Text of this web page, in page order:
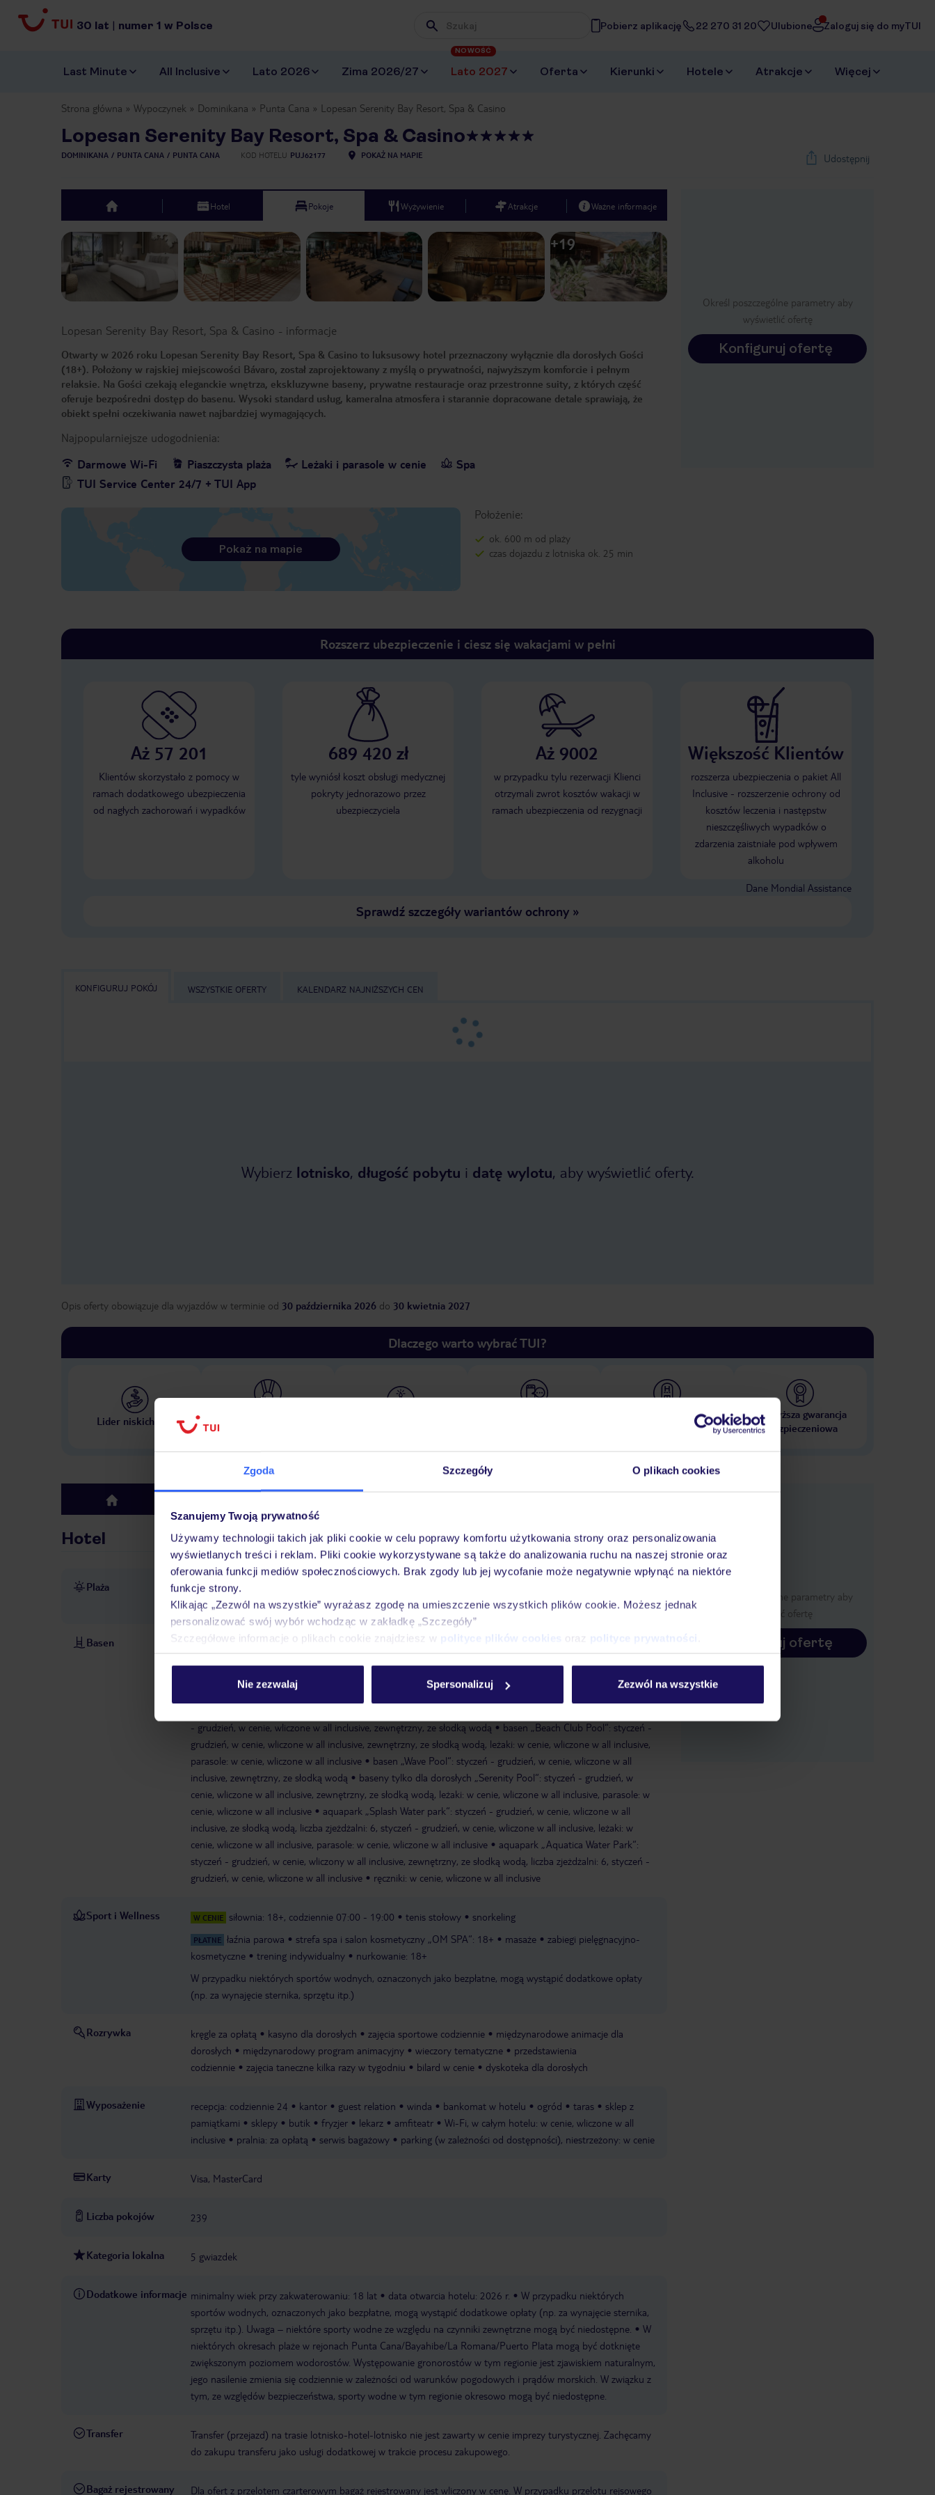
Zgoda Szczegóły O plikach cookies
Szanujemy Twoją prywatność
Używamy technologii takich jak pliki cookie w celu poprawy komfortu użytkowania strony oraz personalizowania
wyświetlanych treści i reklam. Pliki cookie wykorzystywane są także do analizowania ruchu na naszej stronie oraz
oferowania funkcji mediów społecznościowych. Brak zgody lub jej wycofanie może negatywnie wpłynąć na niektóre
funkcje strony.
Klikając „Zezwól na wszystkie” wyrażasz zgodę na umieszczenie wszystkich plików cookie. Możesz jednak
personalizować swój wybór wchodząc w zakładkę „Szczegóły”
Szczegółowe informacje o plikach cookie znajdziesz w polityce plików cookies oraz polityce prywatności
Nie zezwalaj Spersonalizuj Zezwól na wszystkie
30 lat | numer 1 w Polsce Wpisz frazę, której szukasz
Pobierz aplikację 22 270 31 20 Ulubione Zaloguj się do myTUI
Last Minute All Inclusive Lato 2026 Zima 2026/27 Lato 2027
NOWOŚĆ
Oferta Kierunki Hotele Atrakcje Więcej
Strona główna Wypoczynek Dominikana Punta Cana Lopesan Serenity Bay Resort, Spa & Casino
Lopesan Serenity Bay Resort, Spa & Casino
DOMINIKANA PUNTA CANA PUNTA CANA KOD HOTELU PUJ62177 POKAŻ NA MAPIE Udostępnij
Określ poszczególne parametry aby
wyświetlić ofertę
Konfiguruj ofertę
top Hotel Pokoje Wyżywienie Atrakcje Ważne informacje
Previous slide Next slide
1 /25
+19
Lopesan Serenity Bay Resort, Spa & Casino - informacje
Otwarty w 2026 roku Lopesan Serenity Bay Resort, Spa & Casino to luksusowy hotel przeznaczony wyłącznie dla dorosłych Gości
(18+). Położony w rajskiej miejscowości Bávaro, został zaprojektowany z myślą o prywatności, najwyższym komforcie i pełnym
relaksie. Na Gości czekają eleganckie wnętrza, ekskluzywne baseny, prywatne restauracje oraz przestronne suity, z których część
oferuje bezpośredni dostęp do basenu. Wysoki standard usług, kameralna atmosfera i starannie dopracowane detale sprawiają, że
obiekt spełni oczekiwania nawet najbardziej wymagających.
Najpopularniejsze udogodnienia:
Darmowe Wi-Fi
Piaszczysta plaża Leżaki i parasole w cenie
Spa
TUI Service Center 24/7 + TUI App
Położenie:
ok. 600 m od plaży
czas dojazdu z lotniska ok. 25 min
Pokaż na mapie
Rozszerz ubezpieczenie i ciesz się wakacjami w pełni
Aż 57 201
Klientów skorzystało z pomocy w
ramach dodatkowego ubezpieczenia
od nagłych zachorowań i wypadków
689 420 zł
tyle wyniósł koszt obsługi medycznej
pokryty jednorazowo przez
ubezpieczyciela
Aż 9002
w przypadku tylu rezerwacji Klienci
otrzymali zwrot kosztów wakacji w
ramach ubezpieczenia od rezygnacji
Większość Klientów
rozszerza ubezpieczenia o pakiet All
Inclusive - rozszerzenie ochrony od
kosztów leczenia i następstw
nieszczęśliwych wypadków o
zdarzenia zaistniałe pod wpływem
alkoholu
Dane Mondial Assistance
Sprawdź szczegóły wariantów ochrony»
KONFIGURUJ POKÓJ WSZYSTKIE OFERTY KALENDARZ NAJNIŻSZYCH CEN
Wybierz lotnisko, długość pobytu i datę wylotu, aby wyświetlić oferty.
Opis oferty obowiązuje dla wyjazdów w terminie od 30 października 2026 do 30 kwietnia 2027
Dlaczego warto wybrać TUI?
Lider niskich cen
10 000 hoteli w ponad 50
Najwyższa gwarancja
ubezpieczeniowa
top
Hotel
Plaża ok. 600 m od klubu plażowego Vela Beach Club
w cenie
parasole w cenie ręczniki w cenie transfer busem w cenie
Basen baseny: 9
kompleks basenowy „Lagoon pool“: styczeń - grudzień, w cenie, wliczone w all inclusive,
kompleks basenowy „Cenote 1 with waterfall“: styczeń - grudzień, w cenie, wliczone w all inclusive,
zewnętrzny, ze słodką wodą
kompleks basenowy „Cenote 2 with waterfall“: styczeń - grudzień, w cenie,
- grudzień, w cenie, wliczone w all inclusive, zewnętrzny, ze słodką wodą
basen „Beach Club Pool“: styczeń -
grudzień, w cenie, wliczone w all inclusive, zewnętrzny, ze słodką wodą, leżaki: w cenie, wliczone w all inclusive,
parasole: w cenie, wliczone w all inclusive
basen „Wave Pool“: styczeń - grudzień, w cenie, wliczone w all
inclusive, zewnętrzny, ze słodką wodą
baseny tylko dla dorosłych „Serenity Pool“: styczeń - grudzień, w
cenie, wliczone w all inclusive, zewnętrzny, ze słodką wodą, leżaki: w cenie, wliczone w all inclusive, parasole: w
cenie, wliczone w all inclusive
aquapark „Splash Water park“: styczeń - grudzień, w cenie, wliczone w all
inclusive, ze słodką wodą, liczba zjeżdżalni: 6, styczeń - grudzień, w cenie, wliczone w all inclusive, leżaki: w
cenie, wliczone w all inclusive, parasole: w cenie, wliczone w all inclusive
aquapark „Aquatica Water Park“:
styczeń - grudzień, w cenie, wliczony w all inclusive, zewnętrzny, ze słodką wodą, liczba zjeżdżalni: 6, styczeń -
grudzień, w cenie, wliczone w all inclusive
ręczniki: w cenie, wliczone w all inclusive
Sport i Wellness W CENIE siłownia: 18+, codziennie 07:00 - 19:00 tenis stołowy snorkeling
PŁATNE łaźnia parowa strefa spa i salon kosmetyczny „OM SPA“: 18+ masaże
zabiegi pielęgnacyjno-
kosmetyczne
trening indywidualny
nurkowanie: 18+
W przypadku niektórych sportów wodnych, oznaczonych jako bezpłatne, mogą wystąpić dodatkowe opłaty
(np. za wynajęcie sternika, sprzętu itp.)
Rozrywka kręgle za opłatą kasyno dla dorosłych zajęcia sportowe codziennie
międzynarodowe animacje dla
dorosłych
międzynarodowy program animacyjny wieczory tematyczne
przedstawienia
codziennie
zajęcia taneczne kilka razy w tygodniu bilard w cenie dyskoteka dla dorosłych
Wyposażenie recepcja: codziennie 24 kantor guest relation winda bankomat w hotelu ogród taras
sklep z
pamiątkami
sklepy butik fryzjer lekarz amfiteatr
Wi-Fi, w całym hotelu: w cenie, wliczone w all
inclusive
pralnia: za opłatą serwis bagażowy parking (w zależności od dostępności), niestrzeżony: w cenie
Karty Visa, MasterCard
Liczba pokojów 239
Kategoria lokalna 5 gwiazdek
Dodatkowe informacje minimalny wiek przy zakwaterowaniu: 18 lat data otwarcia hotelu: 2026 r.
W przypadku niektórych
sportów wodnych, oznaczonych jako bezpłatne, mogą wystąpić dodatkowe opłaty (np. za wynajęcie sternika,
sprzętu itp.). Uwaga – niektóre sporty wodne ze względu na czynniki zewnętrzne mogą być niedostępne.
W
niektórych okresach plaże w rejonach Punta Cana/Bayahibe/La Romana/Puerto Plata mogą być dotknięte
zwiększonym poziomem wodorostów. Występowanie gronorostów w tym regionie jest zjawiskiem naturalnym,
jego nasilenie zmienia się codziennie w zależności od warunków pogodowych i prądów morskich. W związku z
tym, ze względów bezpieczeństwa, sporty wodne w tym regionie okresowo mogą być niedostępne.
Transfer
Transfer (przejazd) na trasie lotnisko-hotel-lotnisko nie jest zawarty w cenie imprezy turystycznej. Zachęcamy
do zakupu transferu jako usługi dodatkowej w trakcie procesu zakupowego.
Bagaż rejestrowany Dla ofert z przelotem czarterowym bagaż rejestrowany jest wliczony w cenę. W przypadku przelotu rejsowego
Określ poszczególne parametry aby
wyświetlić ofertę
Konfiguruj ofertę